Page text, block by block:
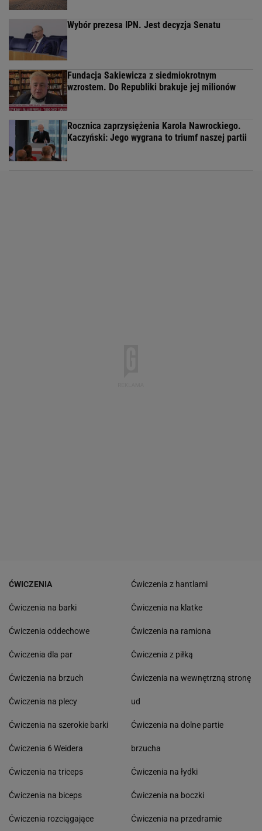
Wybór prezesa IPN. Jest decyzja Senatu
Fundacja Sakiewicza z siedmiokrotnym
wzrostem. Do Republiki brakuje jej milionów
Rocznica zaprzysiężenia Karola Nawrockiego.
Kaczyński: Jego wygrana to triumf naszej partii
ĆWICZENIA
Ćwiczenia na barki
Ćwiczenia oddechowe
Ćwiczenia dla par
Ćwiczenia na brzuch
Ćwiczenia na plecy
Ćwiczenia na szerokie barki
Ćwiczenia 6 Weidera
Ćwiczenia na triceps
Ćwiczenia na biceps
Ćwiczenia rozciągające
Ćwiczenia z hantlami
Ćwiczenia na klatke
Ćwiczenia na ramiona
Ćwiczenia z piłką
Ćwiczenia na wewnętrzną stronę
ud
Ćwiczenia na dolne partie
brzucha
Ćwiczenia na łydki
Ćwiczenia na boczki
Ćwiczenia na przedramie